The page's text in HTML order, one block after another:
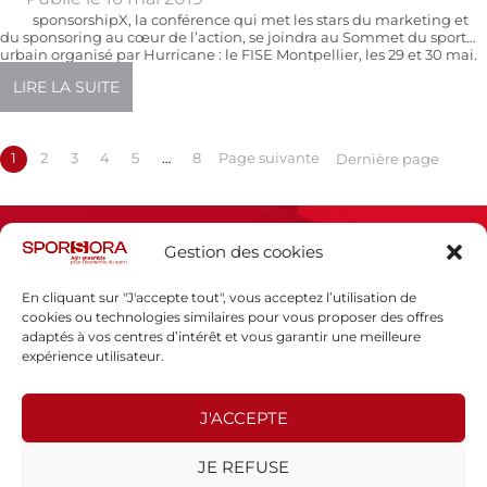
Gestion des cookies
En cliquant sur "J'accepte tout", vous acceptez l’utilisation de
cookies ou technologies similaires pour vous proposer des offres
adaptés à vos centres d’intérêt et vous garantir une meilleure
expérience utilisateur.
J'ACCEPTE
JE REFUSE
sponsorshipX, la conférence qui met les stars du marketing et
du sponsoring au cœur de l’action, se joindra au Sommet du sport
urbain organisé par Hurricane : le FISE Montpellier, les 29 et 30 mai.
l’une des semaines les plus énergiques de l’année. Explorez […]
LIRE LA SUITE
1 2 3 4 5 … 8 Page suivante Dernière page
Espace presse
Politique de confidentialité
SPORSORA